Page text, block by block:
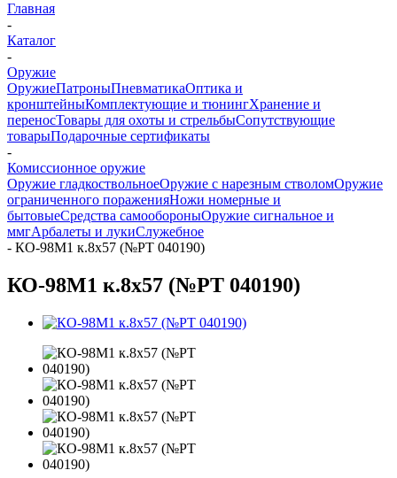
Главная
-
Каталог
-
Оружие
ОружиеПатроныПневматикаОптика и
кронштейныКомплектующие и тюнингХранение и
переносТовары для охоты и стрельбыСопутствующие
товарыПодарочные сертификаты
-
Комиссионное оружие
Оружие гладкоствольноеОружие с нарезным стволомОружие
ограниченного пораженияНожи номерные и
бытовыеСредства самообороныОружие сигнальное и
ммгАрбалеты и лукиСлужебное
- КО-98М1 к.8х57 (№РТ 040190)
КО-98М1 к.8х57 (№РТ 040190)